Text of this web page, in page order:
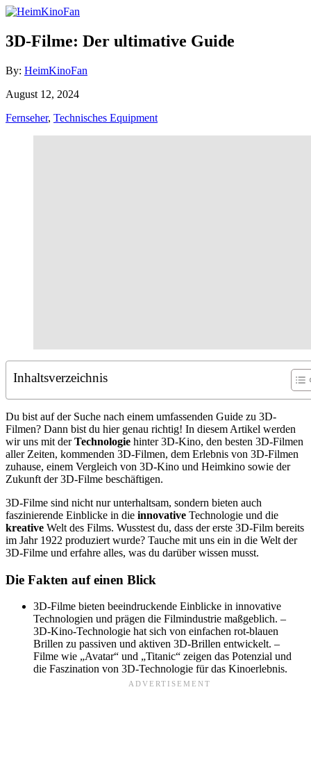
Skip
Content
3D-Filme: Der ultimative Guide
By: Author
HeimKinoFan
Posted
August 12, 2024
Categories
Fernseher, Technisches Equipment
Inhaltsverzeichnis
Du bist auf der Suche nach einem umfassenden Guide zu 3D-
Filmen? Dann bist du hier genau richtig! In diesem Artikel werden
wir uns mit derTechnologie hinter 3D-Kino, den besten 3D-Filmen
aller Zeiten, kommenden 3D-Filmen, dem Erlebnis von 3D-Filmen
zuhause, einem Vergleich von 3D-Kino und Heimkino sowie der
Zukunft der 3D-Filme beschäftigen.
3D-Filme sind nicht nur unterhaltsam, sondern bieten auch
faszinierende Einblicke in die innovative Technologie und die
kreative Welt des Films. Wusstest du, dass der erste 3D-Film bereits
im Jahr 1922 produziert wurde? Tauche mit uns ein in die Welt der
3D-Filme und erfahre alles, was du darüber wissen musst.
Die Fakten auf einen Blick
3D-Filme bieten beeindruckende Einblicke in innovative
Technologien und prägen die Filmindustrie maßgeblich. –
3D-Kino-Technologie hat sich von einfachen rot-blauen
Brillen zu passiven und aktiven 3D-Brillen entwickelt. –
Filme wie „Avatar“ und „Titanic“ zeigen das Potenzial und
die Faszination von 3D-Technologie für das Kinoerlebnis.